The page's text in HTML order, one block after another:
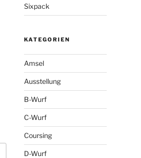
Sixpack
KATEGORIEN
Amsel
Ausstellung
B-Wurf
C-Wurf
Coursing
D-Wurf